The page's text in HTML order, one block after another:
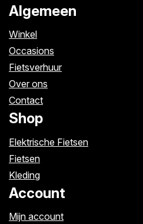
Algemeen
Winkel
Occasions
Fietsverhuur
Over ons
Contact
Shop
Elektrische Fietsen
Fietsen
Kleding
Account
Mijn account